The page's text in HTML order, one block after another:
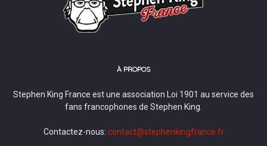
À PROPOS
Stephen King France est une association Loi 1901 au service des
fans francophones de Stephen King.
Contactez-nous: contact@stephenkingfrance.fr